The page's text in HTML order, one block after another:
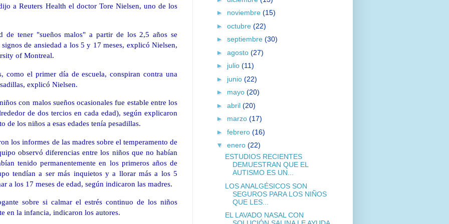
a Reuters Health el doctor Tore Nielsen, uno de los
tener "sueños malos" a partir de los 2,5 años se
de ansiedad a los 5 y 17 meses, explicó Nielsen,
of Montreal.
como el primer día de escuela, conspiran contra una
explicó Nielsen.
con malos sueños ocasionales fue estable entre los
de dos tercios en cada edad), según explicaron
de los niños a esas edades tenía pesadillas.
los informes de las madres sobre el temperamento de
observó diferencias entre los niños que no habían
tenido permanentemente en los primeros años de
tendían a ser más inquietos y a llorar más a los 5
a los 17 meses de edad, según indicaron las madres.
sobre si calmar el estrés continuo de los niños
en la infancia, indicaron los autores.
► noviembre (15)
► octubre (22)
► septiembre (30)
► agosto (27)
► julio (11)
► junio (22)
► mayo (20)
► abril (20)
► marzo (17)
► febrero (16)
▼ enero (22)
ESTUDIOS RECIENTES
DEMUESTRAN QUE EL
AUTISMO ES UN...
LOS ANALGÉSICOS SON
SEGUROS PARA LOS NIÑOS
QUE LES...
EL LAVADO NASAL CON